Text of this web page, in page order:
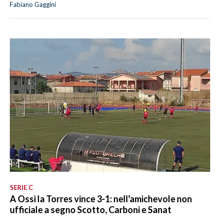
Fabiano Gaggini
SERIE C
A Ossi la Torres vince 3-1: nell'amichevole non
ufficiale a segno Scotto, Carboni e Sanat